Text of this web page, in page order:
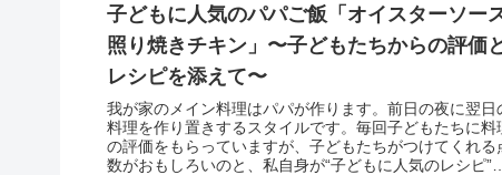
子どもに人気のパパご飯「オイスターソー
照り焼きチキン」〜子どもたちからの評価
レシピを添えて〜
我が家のメイン料理はパパが作ります。前日の夜に翌日
料理を作り置きするスタイルです。毎回子どもたちに料
の評価をもらっていますが、子どもたちがつけてくれる
数がおもしろいのと、私自身が“子どもに人気のレシピ”を